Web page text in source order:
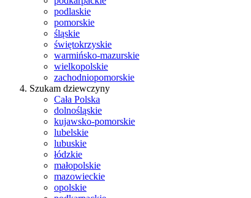
podlaskie
pomorskie
śląskie
świętokrzyskie
warmińsko-mazurskie
wielkopolskie
zachodniopomorskie
Szukam dziewczyny
Cała Polska
dolnośląskie
kujawsko-pomorskie
lubelskie
lubuskie
łódzkie
małopolskie
mazowieckie
opolskie